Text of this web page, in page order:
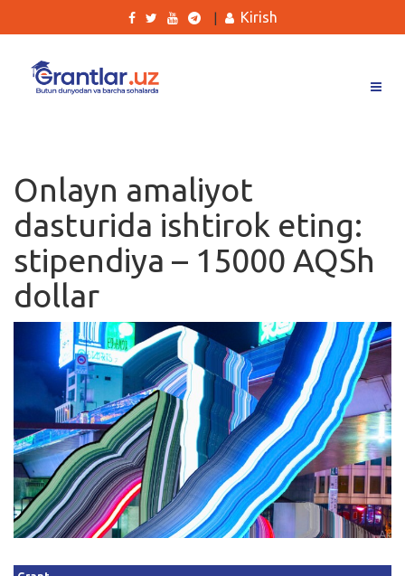
Ishlar
Kurslar
Blog
Yana
Qidirish
Kirish
Kirish
Onlayn amaliyot
dasturida ishtirok eting:
stipendiya – 15000 AQSh
dollar